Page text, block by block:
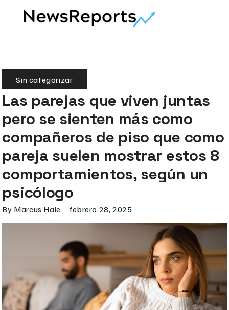
Sin categorizar
Las parejas que viven juntas
pero se sienten más como
compañeros de piso que como
pareja suelen mostrar estos 8
comportamientos, según un
psicólogo
By Marcus Hale febrero 28, 2025